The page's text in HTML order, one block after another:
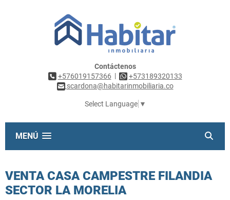
Contáctenos
+576019157366 |
+573189320133
scardona@habitarinmobiliaria.co
Select Language ▼
MENÚ
VENTA CASA CAMPESTRE FILANDIA
SECTOR LA MORELIA